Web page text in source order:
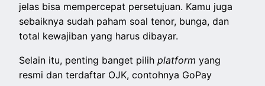
jelas bisa mempercepat persetujuan. Kamu juga
sebaiknya sudah paham soal tenor, bunga, dan
total kewajiban yang harus dibayar.
Selain itu, penting banget pilihplatformyang
resmi dan terdaftar OJK, contohnya GoPay